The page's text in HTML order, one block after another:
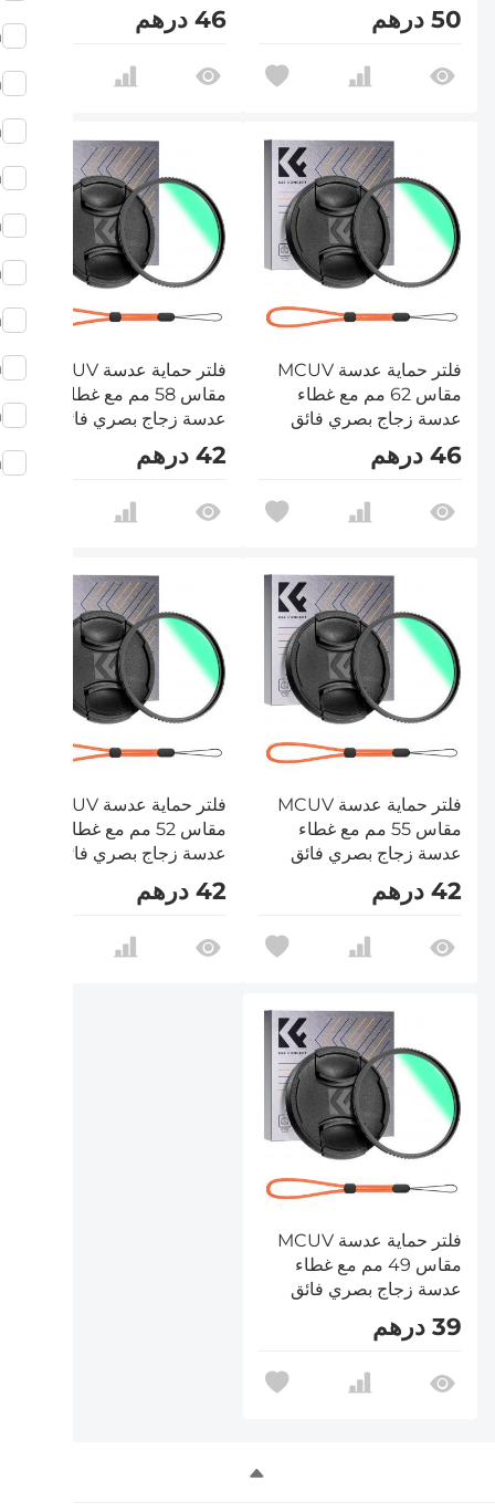
متعددة الطبقات سلسلة
50 درهم
متعددة الطبقات سلسلة
46 درهم
فلتر حماية عدسة MCUV
مقاس 62 مم مع غطاء
عدسة زجاج بصري فائق
متعددة الطبقات سلسلة
46 درهم
فلتر حماية عدسة MCUV
مقاس 58 مم مع غطاء
عدسة زجاج بصري فائق
متعددة الطبقات سلسلة
42 درهم
فلتر حماية عدسة MCUV
مقاس 55 مم مع غطاء
عدسة زجاج بصري فائق
متعددة الطبقات سلسلة
42 درهم
فلتر حماية عدسة MCUV
مقاس 52 مم مع غطاء
عدسة زجاج بصري فائق
متعددة الطبقات سلسلة
42 درهم
فلتر حماية عدسة MCUV
مقاس 49 مم مع غطاء
عدسة زجاج بصري فائق
متعددة الطبقات سلسلة
39 درهم